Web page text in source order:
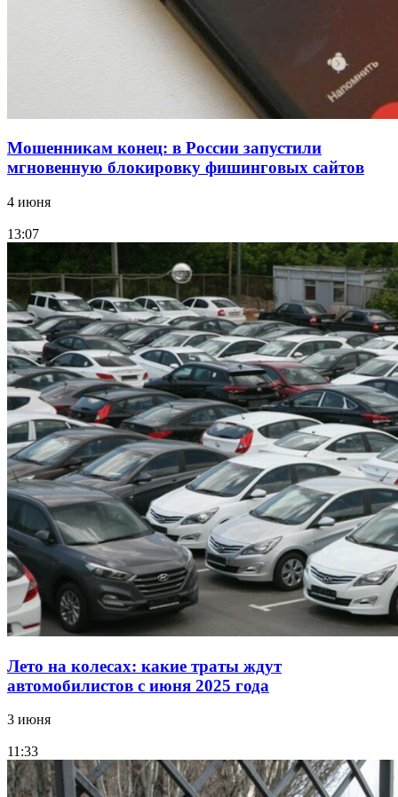
Мошенникам конец: в России запустили
мгновенную блокировку фишинговых сайтов
4 июня
13:07
Лето на колесах: какие траты ждут
автомобилистов с июня 2025 года
3 июня
11:33